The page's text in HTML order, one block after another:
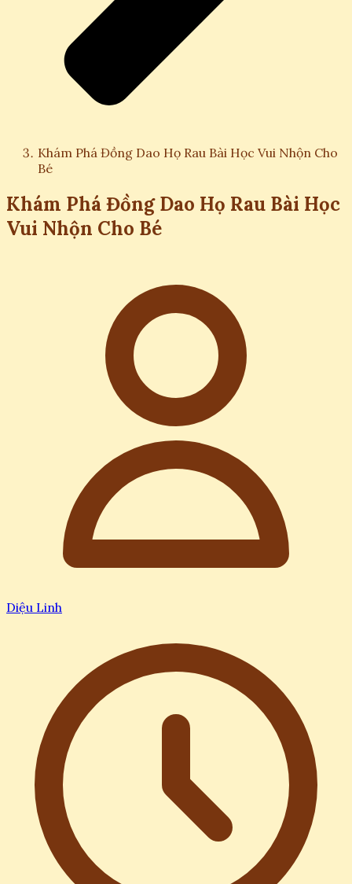
Khám Phá Đồng Dao Họ Rau Bài Học Vui Nhộn Cho
Bé
Khám Phá Đồng Dao Họ Rau Bài Học
Vui Nhộn Cho Bé
Diệu Linh